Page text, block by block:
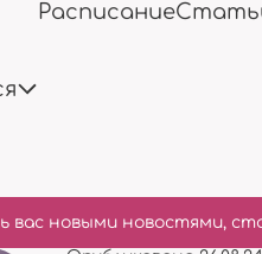
новыми новостями,
Расписание